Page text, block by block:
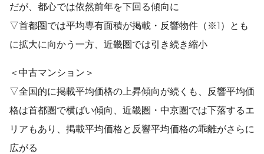
だが、都心では依然前年を下回る傾向に
▽首都圏では平均専有面積が掲載・反響物件（※1）とも
に拡大に向かう一方、近畿圏では引き続き縮小
＜中古マンション＞
▽全国的に掲載平均価格の上昇傾向が続くも、反響平均価
格は首都圏で横ばい傾向、近畿圏・中京圏では下落するエ
リアもあり、掲載平均価格と反響平均価格の乖離がさらに
広がる